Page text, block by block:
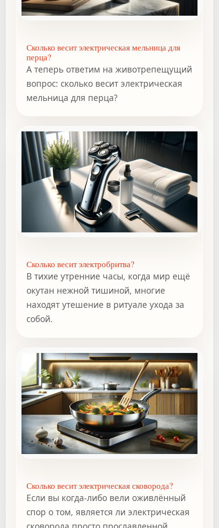
Сколько весит электрическая мельница для
перца?
А теперь ответим на животрепещущий
вопрос: сколько весит электрическая
мельница для перца?
Сколько весит электробритва?
В тихие утренние часы, когда мир ещё
окутан нежной тишиной, многие
находят утешение в ритуале ухода за
собой.
Сколько весит электрическая сковорода?
Если вы когда-либо вели оживлённый
спор о том, является ли электрическая